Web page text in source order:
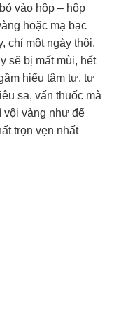
vào hộp – hộp
hoặc mạ bạc
chỉ một ngày thôi,
sẽ bị mất mùi, hết
hiểu tâm tư, tư
sa, vấn thuốc mà
vội vàng như để
trọn vẹn nhất